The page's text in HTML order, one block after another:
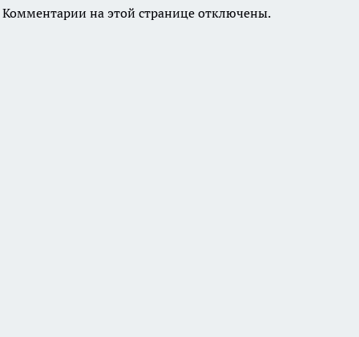
Комментарии на этой странице отключены.